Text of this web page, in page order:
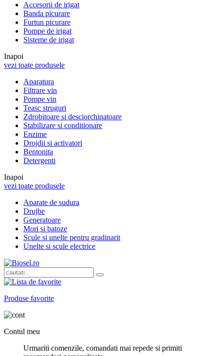
Accesorii de irigat
Banda picurare
Furtun picurare
Pompe de irigat
Sisteme de irigat
Inapoi
vezi toate produsele
Aparatura
Filtrare vin
Pompe vin
Teasc struguri
Zdrobitoare si desciorchinatoare
Stabilizare si conditionare
Enzime
Drojdii si activatori
Bentonita
Detergenti
Inapoi
vezi toate produsele
Aparate de sudura
Drujbe
Generatoare
Mori si batoze
Scule si unelte pentru gradinarit
Unelte si scule electrice
Produse favorite
Contul meu
Urmariti comenzile, comandati mai repede si primiti